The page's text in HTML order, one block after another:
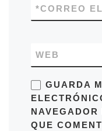
CORREO
*
WEB
GUARDA
QUE